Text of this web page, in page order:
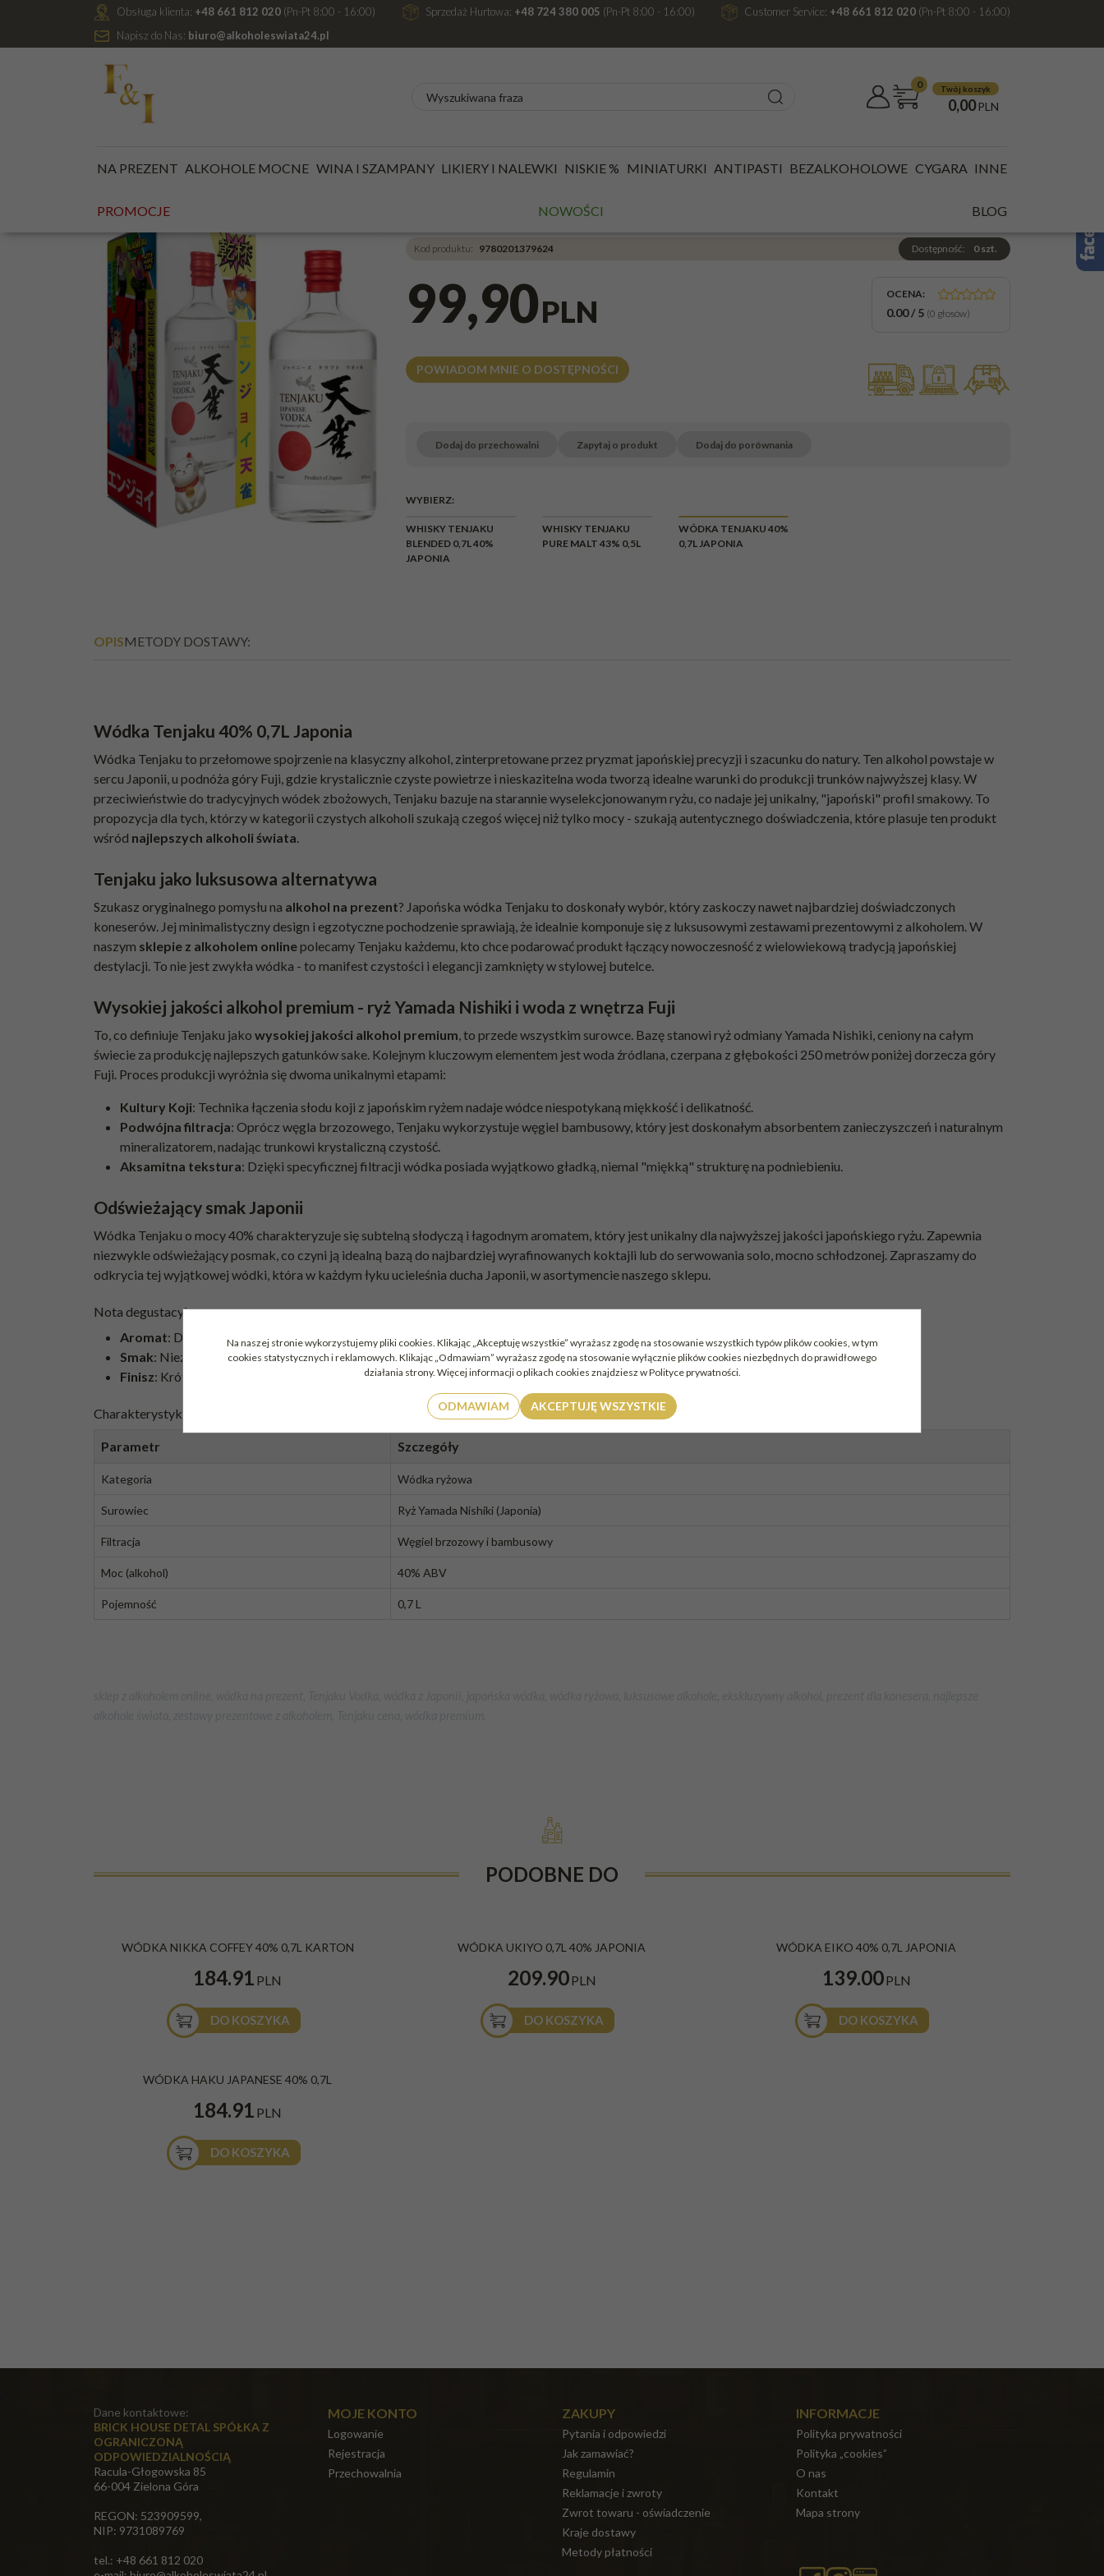
Obsługa klienta: +48 661 812 020 (Pn-Pt 8:00 - 16:00) Sprzedaż Hurtowa: +48 724 380 005 (Pn-Pt 8:00 - 16:00) Customer Service: +48 661 812 020 (Pn-Pt 8:00 - 16:00)
Napisz do Nas: biuro@alkoholeswiata24.pl
0 Twój koszyk
0,00 PLN
NA PREZENT ALKOHOLE MOCNE WINA I SZAMPANY LIKIERY I NALEWKI NISKIE % MINIATURKI ANTIPASTI BEZALKOHOLOWE CYGARA INNE
PROMOCJE NOWOŚCI BLOG
WÓDKA TENJAKU 40% 0,7L JAPONIA
Kod produktu: 9780201379624 Dostępność: 0szt.
OCENA:
0.00/5 (0 głosów)
99,90PLN
POWIADOM MNIE O DOSTĘPNOŚCI
Dodaj do przechowalni Zapytaj o produkt Dodaj do porównania
WYBIERZ:
BRAK
WHISKY TENJAKU
BLENDED 0,7L 40%
JAPONIA
WHISKY TENJAKU
PURE MALT 43% 0,5L
CHWILOWY
BRAK
WÓDKA TENJAKU 40%
0,7L JAPONIA
OPISMETODY DOSTAWY:
Wódka Tenjaku 40% 0,7L Japonia
Wódka Tenjaku to przełomowe spojrzenie na klasyczny alkohol, zinterpretowane przez pryzmat japońskiej precyzji i szacunku do natury. Ten alkohol powstaje w
sercu Japonii, u podnóża góry Fuji, gdzie krystalicznie czyste powietrze i nieskazitelna woda tworzą idealne warunki do produkcji trunków najwyższej klasy. W
przeciwieństwie do tradycyjnych wódek zbożowych, Tenjaku bazuje na starannie wyselekcjonowanym ryżu, co nadaje jej unikalny, "japoński" profil smakowy. To
propozycja dla tych, którzy w kategorii czystych alkoholi szukają czegoś więcej niż tylko mocy - szukają autentycznego doświadczenia, które plasuje ten produkt
wśród najlepszych alkoholi świata.
Tenjaku jako luksusowa alternatywa
Szukasz oryginalnego pomysłu na alkohol na prezent? Japońska wódka Tenjaku to doskonały wybór, który zaskoczy nawet najbardziej doświadczonych
koneserów. Jej minimalistyczny design i egzotyczne pochodzenie sprawiają, że idealnie komponuje się z luksusowymi zestawami prezentowymi z alkoholem. W
naszym sklepie z alkoholem onlinepolecamy Tenjaku każdemu, kto chce podarować produkt łączący nowoczesność z wielowiekową tradycją japońskiej
destylacji. To nie jest zwykła wódka - to manifest czystości i elegancji zamknięty w stylowej butelce.
Wysokiej jakości alkohol premium - ryż Yamada Nishiki i woda z wnętrza Fuji
To, co definiuje Tenjaku jako wysokiej jakości alkohol premium, to przede wszystkim surowce. Bazę stanowi ryż odmiany Yamada Nishiki, ceniony na całym
świecie za produkcję najlepszych gatunków sake. Kolejnym kluczowym elementem jest woda źródlana, czerpana z głębokości 250 metrów poniżej dorzecza góry
Fuji. Proces produkcji wyróżnia się dwoma unikalnymi etapami:
Kultury Koji: Technika łączenia słodu koji z japońskim ryżem nadaje wódce niespotykaną miękkość i delikatność.
Podwójna filtracja: Oprócz węgla brzozowego, Tenjaku wykorzystuje węgiel bambusowy, który jest doskonałym absorbentem zanieczyszczeń i naturalnym
mineralizatorem, nadając trunkowi krystaliczną czystość.
Aksamitna tekstura: Dzięki specyficznej filtracji wódka posiada wyjątkowo gładką, niemal "miękką" strukturę na podniebieniu.
Odświeżający smak Japonii
Wódka Tenjaku o mocy 40% charakteryzuje się subtelną słodyczą i łagodnym aromatem, który jest unikalny dla najwyższej jakości japońskiego ryżu. Zapewnia
niezwykle odświeżający posmak, co czyni ją idealną bazą do najbardziej wyrafinowanych koktajli lub do serwowania solo, mocno schłodzonej. Zapraszamy do
odkrycia tej wyjątkowej wódki, która w każdym łyku ucieleśnia ducha Japonii, w asortymencie naszego sklepu.
Nota degustacyjna
Aromat: Delikatny, świeży i czysty z subtelną nutą słodyczy ryżowej.
Smak: Niezwykle gładki i łagodny; wyczuwalna lekka kremowość i naturalna słodycz ryżu Yamada Nishiki.
Finisz: Krótki, rześki i nieskazitelnie czysty, pozostawiający uczucie świeżości.
Charakterystyka Produktu
Parametr Szczegóły
Kategoria Wódka ryżowa
Surowiec Ryż Yamada Nishiki (Japonia)
Filtracja Węgiel brzozowy i bambusowy
Moc (alkohol) 40% ABV
Pojemność 0,7 L
PODOBNE DO
WÓDKA NIKKA COFFEY 40% 0,7L KARTON
184.91 PLN
DO KOSZYKA
WÓDKA UKIYO 0,7L 40% JAPONIA
209.90PLN
DO KOSZYKA
WÓDKA EIKO 40% 0,7L JAPONIA
139.00PLN
DO KOSZYKA
WÓDKA HAKU JAPANESE 40% 0,7L
184.91 PLN
DO KOSZYKA
Dane kontaktowe:
BRICK HOUSE DETAL SPÓŁKA Z
OGRANICZONĄ
ODPOWIEDZIALNOŚCIĄ
Racula-Głogowska 85
66-004 Zielona Góra
REGON: 523909599,
NIP: 9731089769
tel.: +48 661 812 020
MOJE KONTO
Logowanie
Rejestracja
Przechowalnia
ZAKUPY
Pytania i odpowiedzi
Jak zamawiać?
Regulamin
Reklamacje i zwroty
Zwrot towaru - oświadczenie
Kraje dostawy
Metody płatności
INFORMACJE
Polityka prywatności
Polityka „cookies”
O nas
Kontakt
Mapa strony
Na naszej stronie wykorzystujemy pliki cookies. Klikając „Akceptuję wszystkie” wyrażasz zgodę na stosowanie wszystkich typów plików cookies, w tym
cookies statystycznych i reklamowych. Klikając „Odmawiam” wyrażasz zgodę na stosowanie wyłącznie plików cookies niezbędnych do prawidłowego
działania strony. Więcej informacji o plikach cookies znajdziesz w Polityce prywatności.
ODMAWIAM AKCEPTUJĘ WSZYSTKIE